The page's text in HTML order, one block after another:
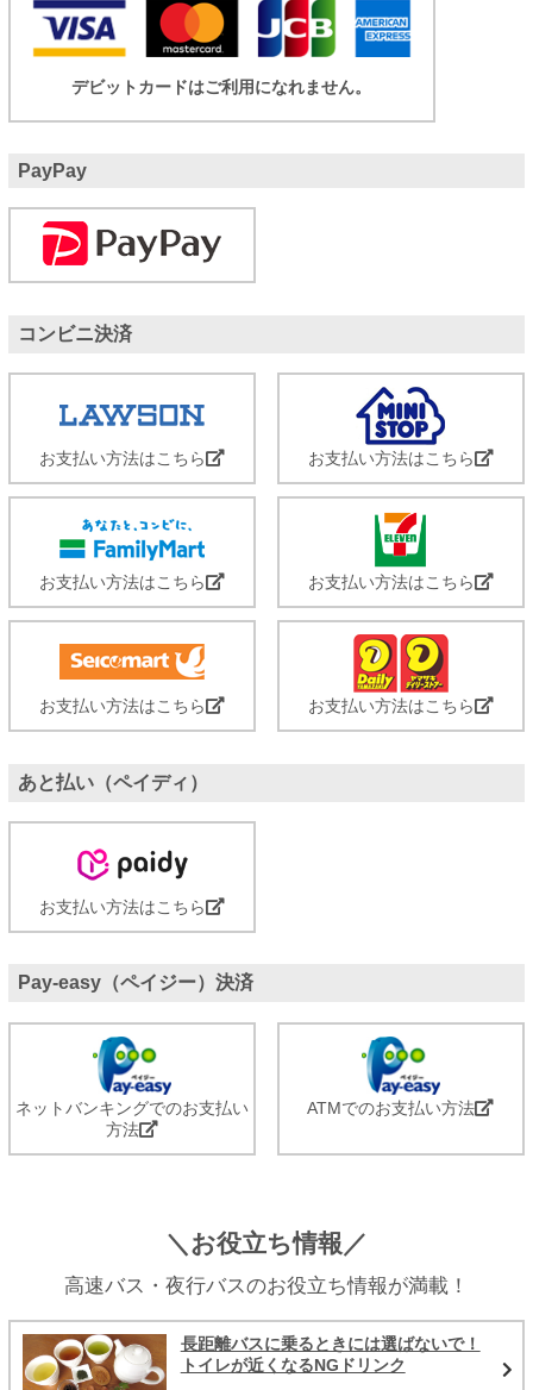
デビットカードはご利用になれません。
PayPay
コンビニ決済
お支払い方法はこちら お支払い方法はこちら
お支払い方法はこちら お支払い方法はこちら
お支払い方法はこちら お支払い方法はこちら
あと払い（ペイディ）
お支払い方法はこちら
Pay-easy（ペイジー）決済
ネットバンキングでのお支払い
方法
ATMでのお支払い方法
＼お役立ち情報／
高速バス・夜行バスのお役立ち情報が満載！
長距離バスに乗るときには選ばないで！
トイレが近くなるNGドリンク